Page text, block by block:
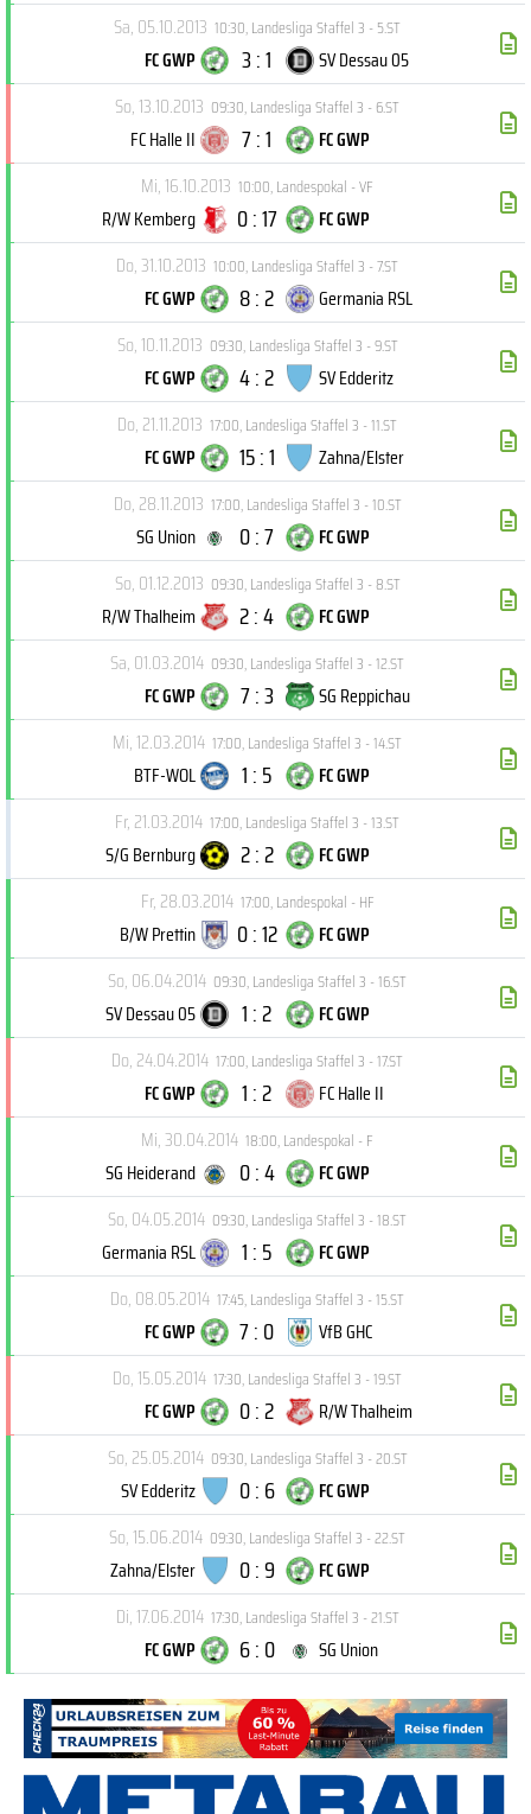
Sa, 05.10.2013 10:30,Landesliga Staffel 3 - 5.ST
FC GWP 3 : 1
SV Dessau 05
So, 13.10.2013 09:30,Landesliga Staffel 3 - 6.ST
FC Halle II 7 : 1
FC GWP
Mi, 16.10.2013 10:00,Landespokal - VF
R/W Kemberg 0 : 17
FC GWP
Do, 31.10.2013 10:00,Landesliga Staffel 3 - 7.ST
FC GWP 8 : 2
Germania RSL
So, 10.11.2013 09:30,Landesliga Staffel 3 - 9.ST
FC GWP 4 : 2
SV Edderitz
Do, 21.11.2013 17:00,Landesliga Staffel 3 - 11.ST
FC GWP 15 : 1
Zahna/Elster
Do, 28.11.2013 17:00,Landesliga Staffel 3 - 10.ST
SG Union 0 : 7
FC GWP
So, 01.12.2013 09:30,Landesliga Staffel 3 - 8.ST
R/W Thalheim 2 : 4
FC GWP
Sa, 01.03.2014 09:30,Landesliga Staffel 3 - 12.ST
FC GWP 7 : 3
SG Reppichau
Mi, 12.03.2014 17:00,Landesliga Staffel 3 - 14.ST
BTF-WOL 1 : 5
FC GWP
Fr, 21.03.2014 17:00,Landesliga Staffel 3 - 13.ST
S/G Bernburg 2 : 2
FC GWP
Fr, 28.03.2014 17:00,Landespokal - HF
B/W Prettin 0 : 12
FC GWP
So, 06.04.2014 09:30,Landesliga Staffel 3 - 16.ST
SV Dessau 05 1 : 2
FC GWP
Do, 24.04.2014 17:00,Landesliga Staffel 3 - 17.ST
FC GWP 1 : 2
FC Halle II
Mi, 30.04.2014 18:00,Landespokal - F
SG Heiderand 0 : 4
FC GWP
So, 04.05.2014 09:30,Landesliga Staffel 3 - 18.ST
Germania RSL 1 : 5
FC GWP
Do, 08.05.2014 17:45,Landesliga Staffel 3 - 15.ST
FC GWP 7 : 0
VfB GHC
Do, 15.05.2014 17:30,Landesliga Staffel 3 - 19.ST
FC GWP 0 : 2
R/W Thalheim
So, 25.05.2014 09:30,Landesliga Staffel 3 - 20.ST
SV Edderitz 0 : 6
FC GWP
So, 15.06.2014 09:30,Landesliga Staffel 3 - 22.ST
Zahna/Elster 0 : 9
FC GWP
Di, 17.06.2014 17:30,Landesliga Staffel 3 - 21.ST
FC GWP 6 : 0 SG Union